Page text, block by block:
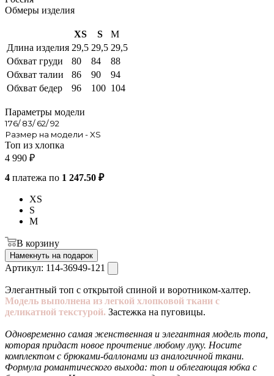
Обмеры изделия
XS S
M
Длина изделия 29,5 29,5 29,5
Обхват груди
80 84
88
Обхват талии
86 90
94
Обхват бедер
96 100 104
Параметры модели
176/ 83/ 62/ 92
Размер на модели - XS
Топ из хлопка
4 990 ₽
4 платежа по 1 247.50 ₽
XS
S
M
В корзину
Намекнуть на подарок
Артикул: 114-36949-121
Элегантный топ с открытой спиной и воротником-халтер.
Модель выполнена из легкой хлопковой ткани с
деликатной текстурой. Застежка на пуговицы.
Одновременно самая женственная и элегантная модель топа,
которая придаст новое прочтение любому луку. Носите
комплектом с брюками-баллонами из аналогичной ткани.
Формула романтического выхода: топ и облегающая юбка с